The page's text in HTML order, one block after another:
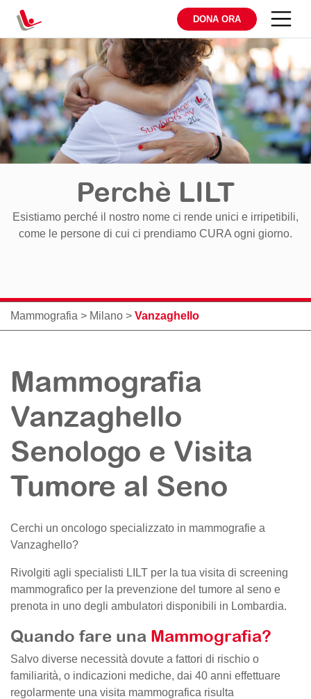
DONA ORA
Perchè LILT
Esistiamo perché il nostro nome ci rende unici e irripetibili,
come le persone di cui ci prendiamo CURA ogni giorno.
Mammografia > Milano > Vanzaghello
Mammografia
Vanzaghello
Senologo e Visita
Tumore al Seno
Cerchi un oncologo specializzato in mammografie a
Vanzaghello?
Rivolgiti agli specialisti LILT per la tua visita di screening
mammografico per la prevenzione del tumore al seno e
prenota in uno degli ambulatori disponibili in Lombardia.
Quando fare una Mammografia?
Salvo diverse necessità dovute a fattori di rischio o
familiarità, o indicazioni mediche, dai 40 anni effettuare
regolarmente una visita mammografica risulta